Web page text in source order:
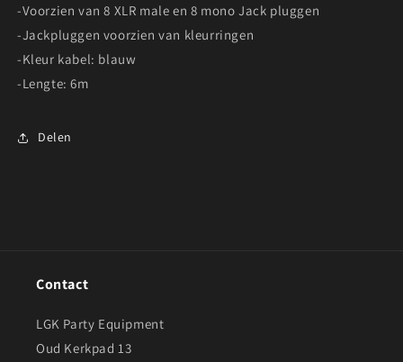
-Voorzien van 8 XLR male en 8 mono Jack pluggen
-Jackpluggen voorzien van kleurringen
-Kleur kabel: blauw
-Lengte: 6m
Delen
Contact
LGK Party Equipment
Oud Kerkpad 13